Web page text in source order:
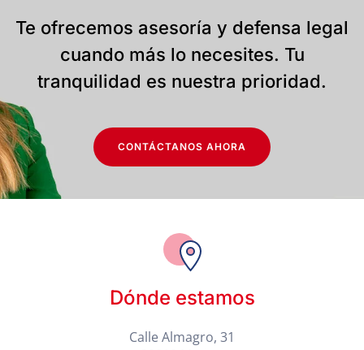
Te ofrecemos asesoría y defensa legal
cuando más lo necesites. Tu
tranquilidad es nuestra prioridad.
CONTÁCTANOS AHORA
Dónde estamos
Calle Almagro, 31